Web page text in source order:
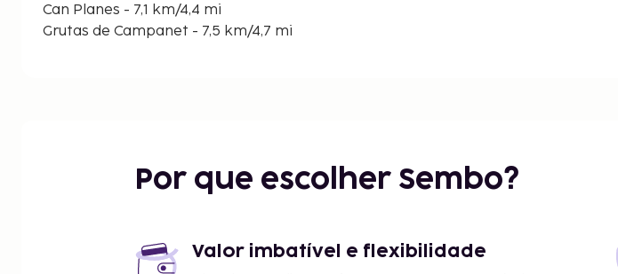
Can Planes - 7,1 km/4,4 mi
Grutas de Campanet - 7,5 km/4,7 mi
Lago Esperanza - 16,1 km/10 mi
Església de Santa Maria de Déu de Roser - 17,6 km/10,9 mi
Fundació Casa Museu Llorenç Villalonga - 17,6 km/10,9 mi
Por que escolher Sembo?
Valor imbatível e flexibilidade